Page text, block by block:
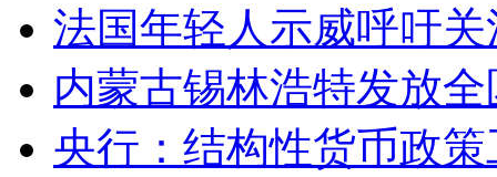
法国年轻人示威呼吁
内蒙古锡林浩特发放
央行：结构性货币政